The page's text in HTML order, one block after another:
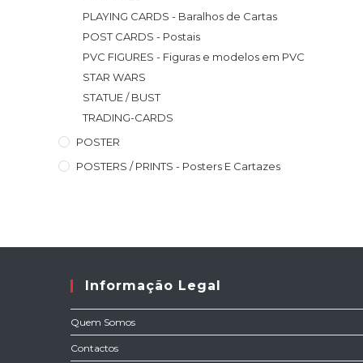
PLAYING CARDS - Baralhos de Cartas
POST CARDS - Postais
PVC FIGURES - Figuras e modelos em PVC
STAR WARS
STATUE / BUST
TRADING-CARDS
POSTER
POSTERS / PRINTS - Posters E Cartazes
Informação Legal
Quem Somos
Contactos